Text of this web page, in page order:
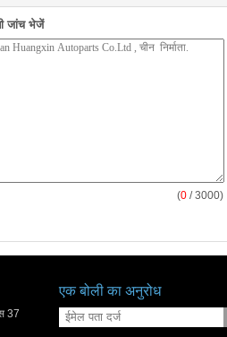
जांच भेजें
(0 / 3000)
37
एक बोली का अनुरोध